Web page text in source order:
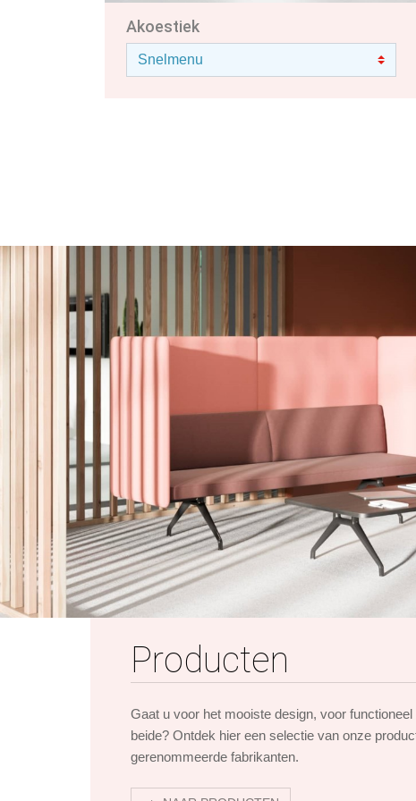
Akoestiek
Producten
Gaat u voor het mooiste design, voor
beide? Ontdek hier een selectie van onze
gerenommeerde fabrikanten.